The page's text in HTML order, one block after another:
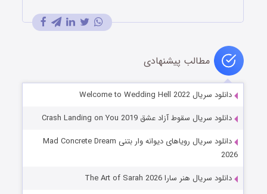
مطالب پیشنهادی
دانلود سریال Welcome to Wedding Hell 2022
دانلود سریال سقوط آزاد عشق Crash Landing on You 2019
دانلود سریال رویاهای دیوانه وار بتنی Mad Concrete Dream
2026
دانلود سریال هنر سارا The Art of Sarah 2026